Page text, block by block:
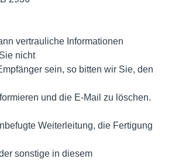
vertrauliche Informationen
nicht
sein, so bitten wir Sie, den
und die E-Mail zu löschen.
Weiterleitung, die Fertigung
sonstige in diesem